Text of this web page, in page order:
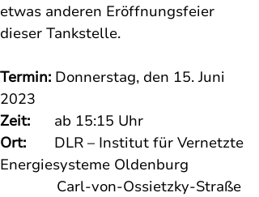
etwas anderen Eröffnungsfeier
dieser Tankstelle.
Termin: Donnerstag, den 15. Juni
2023
Zeit:
      ab 15:15 Uhr
Ort: DLR – Institut für Vernetzte
Energiesysteme Oldenburg
Carl-von-Ossietzky-Straße